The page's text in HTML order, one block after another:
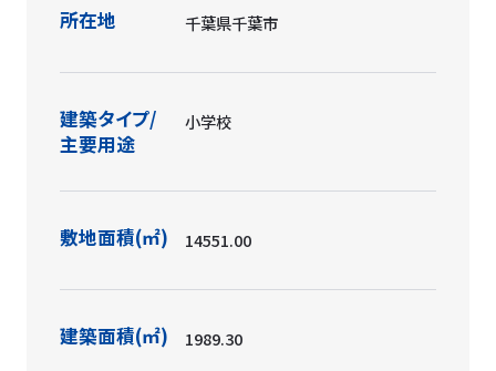
所在地 千葉県千葉市
建築タイプ/
主要用途
小学校
敷地面積(㎡) 14551.00
建築面積(㎡) 1989.30